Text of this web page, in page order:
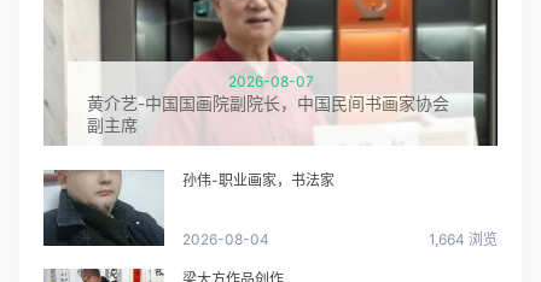
2026-08-07
黄介艺-中国国画院副院长，中国民间书画家协会
副主席
孙伟-职业画家，书法家
2026-08-04 1,664 浏览